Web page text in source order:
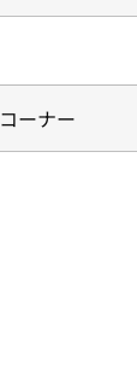
ーナー